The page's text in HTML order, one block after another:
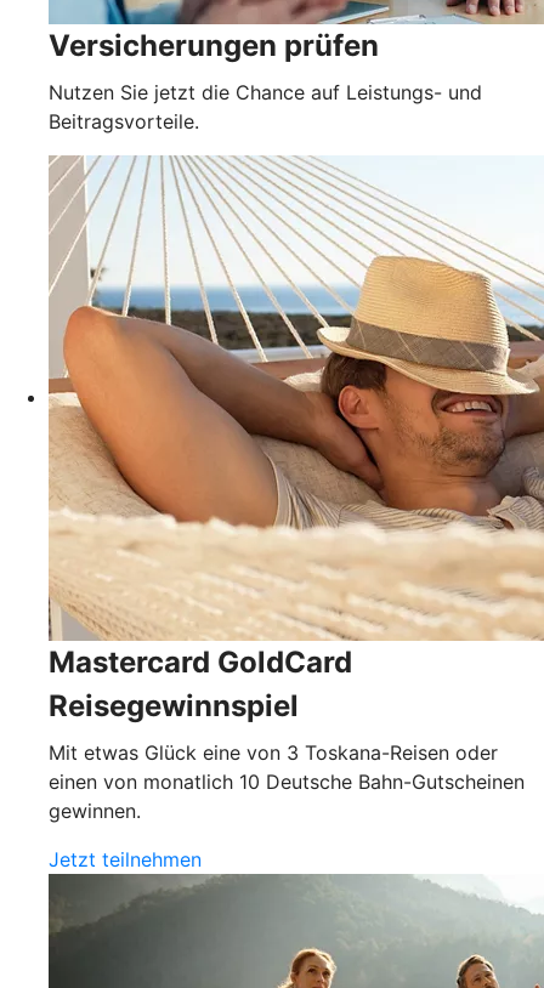
Versicherungen prüfen
Nutzen Sie jetzt die Chance auf Leistungs- und
Beitragsvorteile.
Mastercard GoldCard
Reisegewinnspiel
Mit etwas Glück eine von 3 Toskana-Reisen oder
einen von monatlich 10 Deutsche Bahn-Gutscheinen
gewinnen.
Jetzt teilnehmen